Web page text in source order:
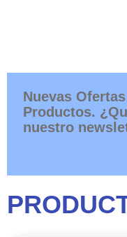
Nuevas
Productos.
nuestro